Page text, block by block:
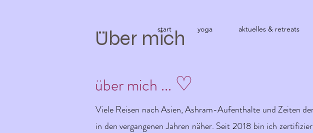
start yoga aktuelles & retreats
Über mich
über mich ... ♡
Viele Reisen nach Asien, Ashram-Aufenthalte und Zeiten
in den vergangenen Jahren näher. Seit 2018 bin ich